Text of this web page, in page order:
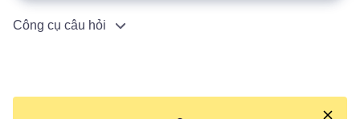
Công cụ câu hỏi